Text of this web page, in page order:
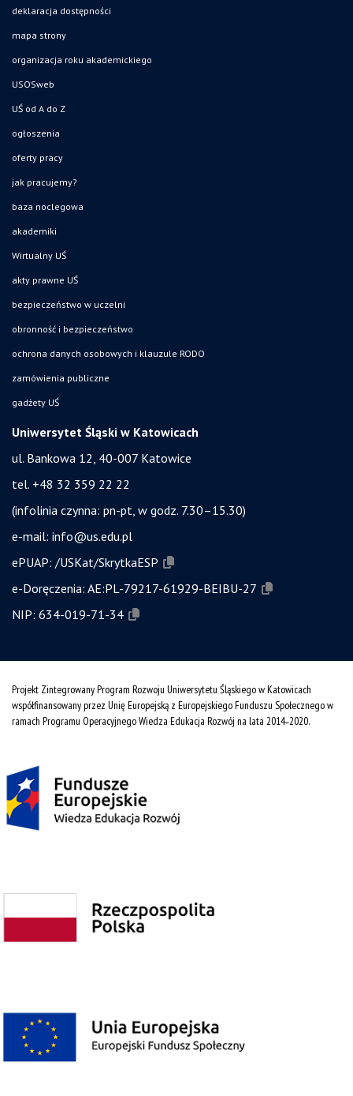
deklaracja dostępności
mapa strony
organizacja roku akademickiego
USOSweb
UŚ od A do Z
ogłoszenia
oferty pracy
jak pracujemy?
baza noclegowa
akademiki
Wirtualny UŚ
akty prawne UŚ
bezpieczeństwo w uczelni
obronność i bezpieczeństwo
ochrona danych osobowych i klauzule RODO
zamówienia publiczne
gadżety UŚ
Uniwersytet Śląski w Katowicach
ul. Bankowa 12, 40-007 Katowice
tel. +48 32 359 22 22
(infolinia czynna: pn-pt, w godz. 7.30–15.30)
e-mail: info@us.edu.pl
ePUAP: /USKat/SkrytkaESP
e-Doręczenia: AE:PL-79217-61929-BEIBU-27
NIP: 634-019-71-34
Projekt Zintegrowany Program Rozwoju Uniwersytetu Śląskiego w Katowicach
współfinansowany przez Unię Europejską z Europejskiego Funduszu Społecznego w
ramach Programu Operacyjnego Wiedza Edukacja Rozwój na lata 2014˗2020.